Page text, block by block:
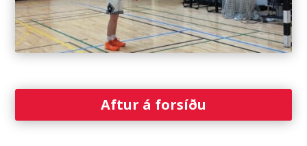
Aftur á forsíðu